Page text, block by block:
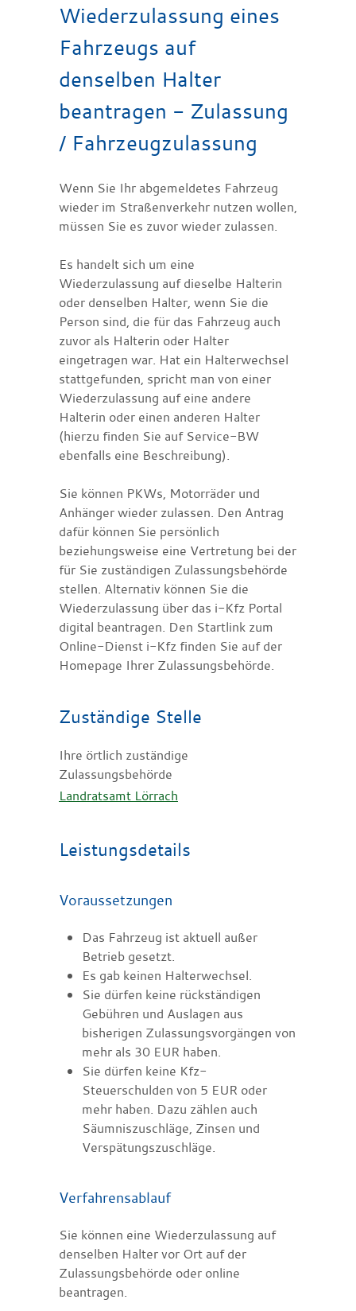
Wiederzulassung eines
Fahrzeugs auf
denselben Halter
beantragen - Zulassung
/ Fahrzeugzulassung
Wenn Sie Ihr abgemeldetes Fahrzeug
wieder im Straßenverkehr nutzen wollen,
müssen Sie es zuvor wieder zulassen.
Es handelt sich um eine
Wiederzulassung auf dieselbe Halterin
oder denselben Halter, wenn Sie die
Person sind, die für das Fahrzeug auch
zuvor als Halterin oder Halter
eingetragen war. Hat ein Halterwechsel
stattgefunden, spricht man von einer
Wiederzulassung auf eine andere
Halterin oder einen anderen Halter
(hierzu finden Sie auf Service-BW
ebenfalls eine Beschreibung).
Sie können PKWs, Motorräder und
Anhänger wieder zulassen. Den Antrag
dafür können Sie persönlich
beziehungsweise eine Vertretung bei der
für Sie zuständigen Zulassungsbehörde
stellen. Alternativ können Sie die
Wiederzulassung über das i-Kfz Portal
digital beantragen. Den Startlink zum
Online-Dienst i-Kfz finden Sie auf der
Homepage Ihrer Zulassungsbehörde.
Zuständige Stelle
Ihre örtlich zuständige
Zulassungsbehörde
Landratsamt Lörrach
Leistungsdetails
Voraussetzungen
Das Fahrzeug ist aktuell außer
Betrieb gesetzt.
Es gab keinen Halterwechsel.
Sie dürfen keine rückständigen
Gebühren und Auslagen aus
bisherigen Zulassungsvorgängen von
mehr als 30 EUR haben.
Sie dürfen keine Kfz-
Steuerschulden von 5 EUR oder
mehr haben. Dazu zählen auch
Säumniszuschläge, Zinsen und
Verspätungszuschläge.
Verfahrensablauf
Sie können eine Wiederzulassung auf
denselben Halter vor Ort auf der
Zulassungsbehörde oder online
beantragen.